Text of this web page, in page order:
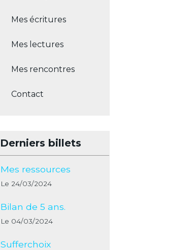
Mes écritures
Mes lectures
Mes rencontres
Contact
Derniers billets
Mes ressources
Le 24/03/2024
Bilan de 5 ans.
Le 04/03/2024
Sufferchoix